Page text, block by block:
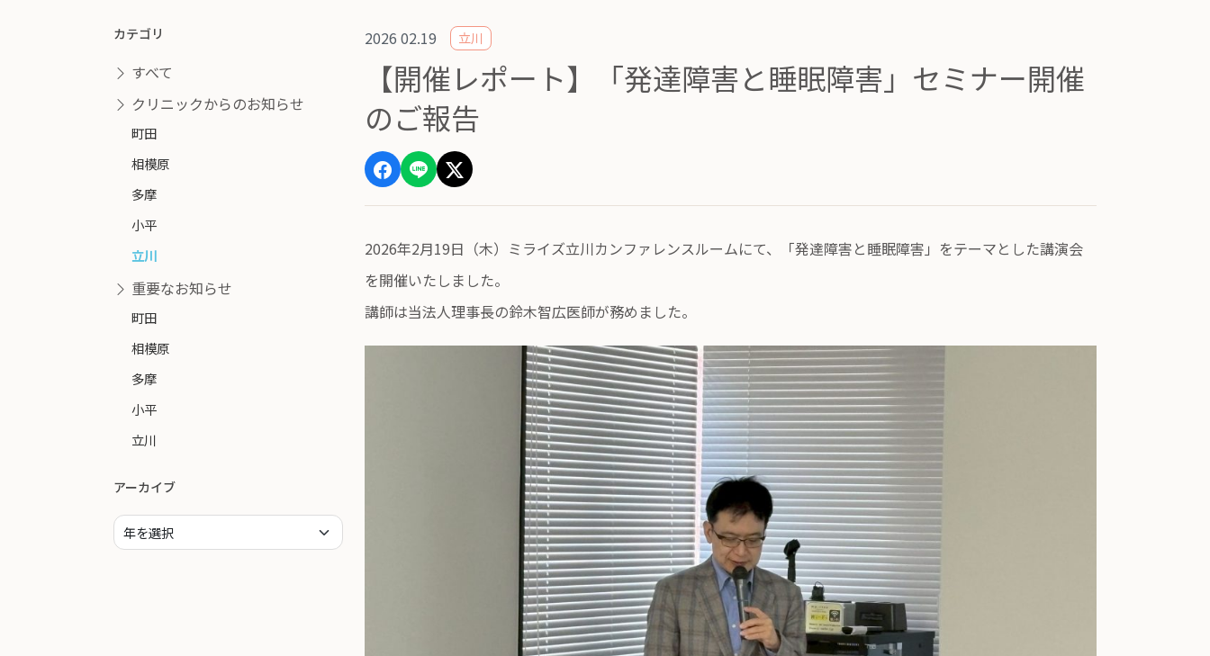
2026 02.19 立川
【開催レポート】「発達障害と睡眠障害」セミナー開催
のご報告
2026年2月19日（木）ミライズ立川カンファレンスルームにて、「発達障害と睡眠障害」をテーマとした講演会
を開催いたしました。
講師は当法人理事長の鈴木智広医師が務めました。
カテゴリ
すべて
クリニックからのお知らせ
町田
相模原
多摩
小平
立川
重要なお知らせ
町田
相模原
多摩
小平
立川
アーカイブ